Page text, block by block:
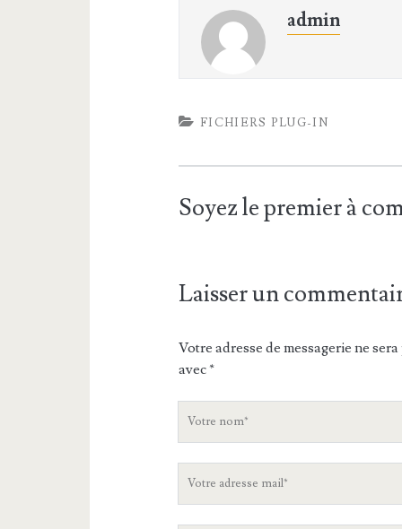
admin
FICHIERS PLUG-IN
Soyez le premier à
Laisser un
Votre adresse de messagerie ne
avec*
V
n
V